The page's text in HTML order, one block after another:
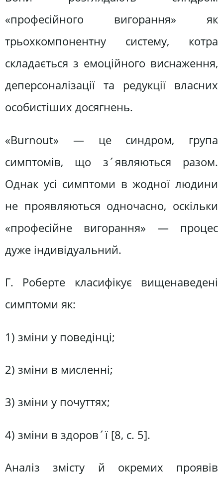
«професійного вигорання» як
трьохкомпонентну систему, котра
складається з емоційного виснаження,
деперсоналізації та редукції власних
особистіших досягнень.
«Burnout» — це синдром, група
симптомів, що з´являються разом.
Однак усі симптоми в жодної людини
не проявляються одночасно, оскільки
«професійне вигорання» — процес
дуже індивідуальний.
Г. Роберте класифікує вищенаведені
симптоми як:
1) зміни у поведінці;
2) зміни в мисленні;
3) зміни у почуттях;
4) зміни в здоров´ї [8, с. 5].
Аналіз змісту й окремих проявів